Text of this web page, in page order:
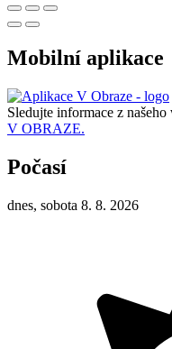
Mobilní aplikace
Sledujte informace z našeho
V OBRAZE.
Počasí
dnes, sobota 8. 8. 2026